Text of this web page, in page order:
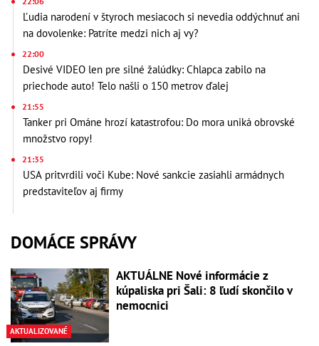
Ľudia narodení v štyroch mesiacoch si nevedia oddýchnuť ani
na dovolenke: Patríte medzi nich aj vy?
22:00
Desivé VIDEO len pre silné žalúdky: Chlapca zabilo na
priechode auto! Telo našli o 150 metrov ďalej
21:55
Tanker pri Ománe hrozí katastrofou: Do mora uniká obrovské
množstvo ropy!
21:35
USA pritvrdili voči Kube: Nové sankcie zasiahli armádnych
predstaviteľov aj firmy
DOMÁCE SPRÁVY
AKTUALIZOVANÉ
AKTUÁLNE Nové informácie z
kúpaliska pri Šali: 8 ľudí skončilo v
nemocnici